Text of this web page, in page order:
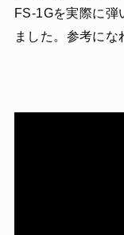
FS-1Gを実際に弾
ました。参考にな